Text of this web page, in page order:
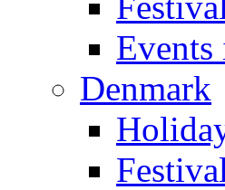
Events
Denmark